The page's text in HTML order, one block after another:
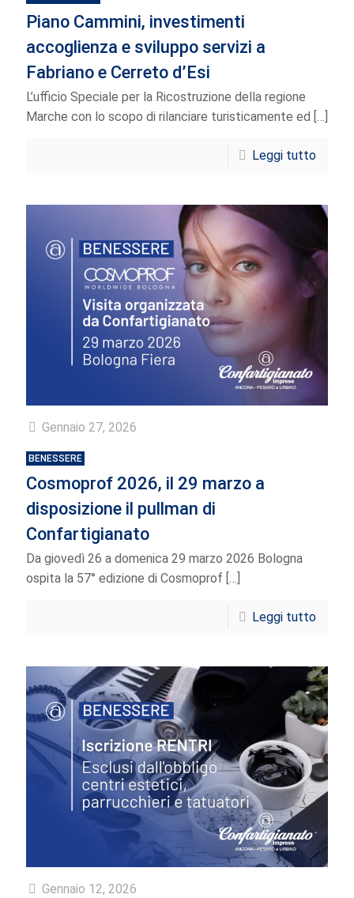
Piano Cammini, investimenti
accoglienza e sviluppo servizi a
Fabriano e Cerreto d’Esi
L’ufficio Speciale per la Ricostruzione della regione
Marche con lo scopo di rilanciare turisticamente ed […]
Leggi tutto
Gennaio 27, 2026
BENESSERE
Cosmoprof 2026, il 29 marzo a
disposizione il pullman di
Confartigianato
Da giovedì 26 a domenica 29 marzo 2026 Bologna
ospita la 57° edizione di Cosmoprof […]
Leggi tutto
Gennaio 12, 2026